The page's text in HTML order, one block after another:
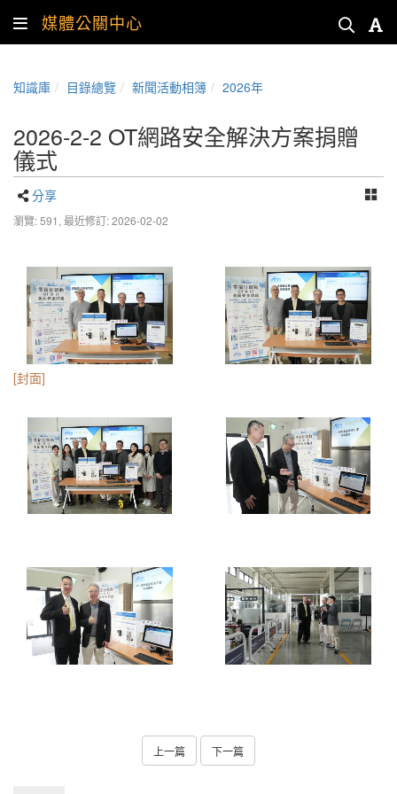
媒體公關中心
知識庫 目錄總覽 新聞活動相簿 2026年
2026-2-2 OT網路安全解決方案捐贈
儀式
分享
瀏覽: 591, 最近修訂: 2026-02-02
[封面]
上一篇 下一篇